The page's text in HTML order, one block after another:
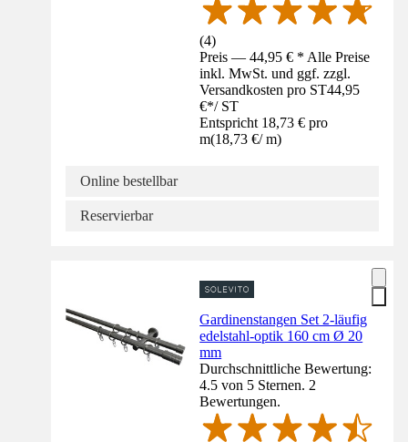
(4)
Preis — 44,95 € * Alle Preise
inkl. MwSt. und ggf. zzgl.
Versandkosten pro ST44,95
€*/ ST
Entspricht 18,73 € pro
m(18,73 €/ m)
Online bestellbar
Reservierbar
Gardinenstangen Set 2-läufig
edelstahl-optik 160 cm Ø 20
mm
Durchschnittliche Bewertung:
4.5 von 5 Sternen. 2
Bewertungen.